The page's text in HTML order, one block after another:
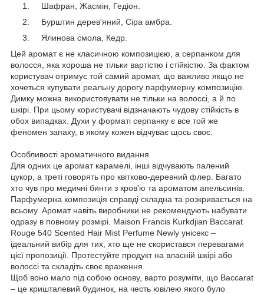
Шафран, Жасмін, Гедіон.
Бурштин дерев'яний, Сіра амбра.
Ялинова смола, Кедр.
Цей аромат є не класичною композицією, а серпанком для
волосся, яка хороша не тільки вартістю і стійкістю. За фактом
користувач отримує той самий аромат, що важливо якщо не
хочеться купувати реальну дорогу парфумерну композицію.
Димку можна використовувати не тільки на волоссі, а й по
шкірі. При цьому користувачі відзначають чудову стійкість в
обох випадках. Духи у форматі серпанку є все той же
феномен запаху, в якому кожен відчуває щось своє.
Особливості ароматичного видання
Для одних це аромат карамелі, інші відчувають палений
цукор, а треті говорять про квітково-деревний флер. Багато
хто чув про медичні бинти з кров'ю та ароматом апельсинів.
Парфумерна композиція справді складна та розкривається на
всьому. Аромат навіть виробники не рекомендують набувати
одразу в повному розмірі. Maison Francis Kurkdjian Baccarat
Rouge 540 Scented Hair Mist Perfume Newly унісекс –
ідеальний вибір для тих, хто ще не скористався перевагами
цієї пропозиції. Протестуйте продукт на власній шкірі або
волоссі та складіть своє враження.
Щоб воно мало під собою основу, варто розуміти, що Baccarat
– це кришталевий будинок, на честь ювілею якого було